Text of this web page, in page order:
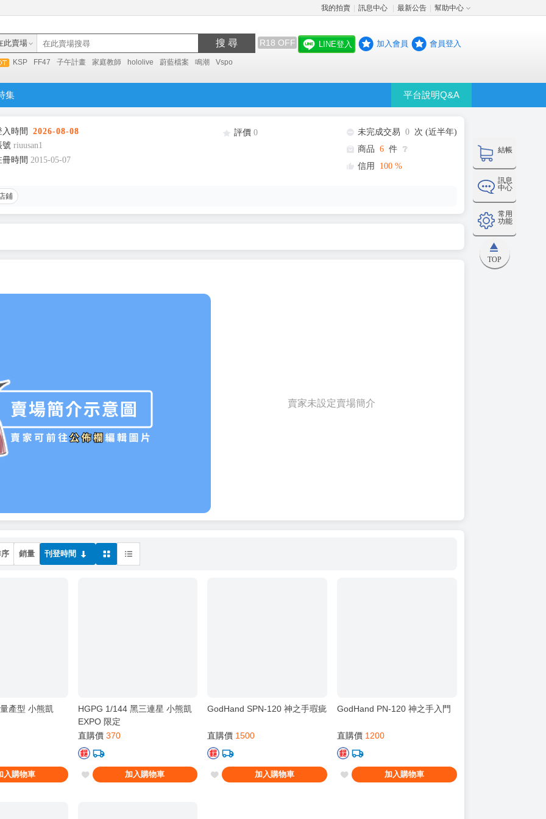
我的拍賣 訊息中心 最新公告 幫助中心
此賣場 搜 尋 R18 OFF
KSP FF47 子午計畫 家庭教師 hololive 蔚藍檔案 鳴潮 Vspo
LINE登入 加入會員 會員登入
集 平台說明Q&A
結帳
訊息
中心
常用
功能
TOP
時間
2026-08-08
號 riuusan1
時間 2015-05-07
評價 0 未完成交易 0 次 (近半年)
商品 6 件 ❔
信用
100 %
鋪
賣家未設定賣場簡介
銷量 刊登時間
產型 小熊凱
入購物車
HGPG 1/144 黑三連星 小熊凱
EXPO 限定
直購價 370
加入購物車
GodHand SPN-120 神之手瑕疵
直購價 1500
加入購物車
GodHand PN-120 神之手入門
直購價 1200
加入購物車